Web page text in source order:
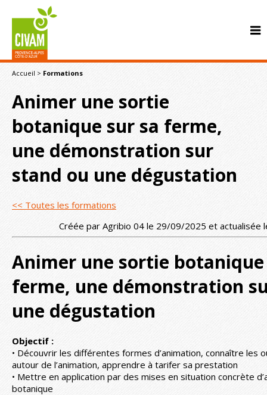
Accueil > Formations
Animer une sortie
botanique sur sa ferme,
une démonstration sur
stand ou une dégustation
<< Toutes les formations
Créée par Agribio 04 le 29/09/2025 et actualisée
Animer une sortie
ferme, une démonstration
une dégustation
Objectif :
• Découvrir les différentes formes d’animation, connaître les
autour de l’animation, apprendre à tarifer sa prestation
• Mettre en application par des mises en situation concrète
botanique